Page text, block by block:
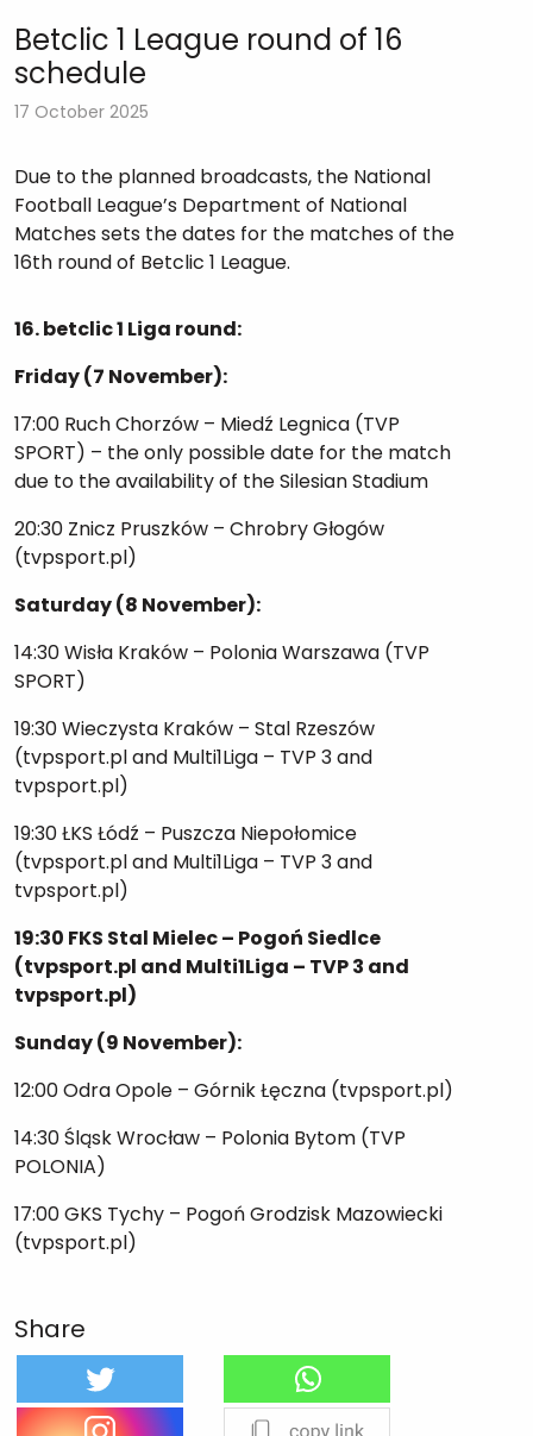
Betclic 1 League round of 16
schedule
17 October 2025
Due to the planned broadcasts, the National
Football League’s Department of National
Matches sets the dates for the matches of the
16th round of Betclic 1 League.
16. betclic 1 Liga round:
Friday (7 November):
17:00 Ruch Chorzów – Miedź Legnica (TVP
SPORT) – the only possible date for the match
due to the availability of the Silesian Stadium
20:30 Znicz Pruszków – Chrobry Głogów
(tvpsport.pl)
Saturday (8 November):
14:30 Wisła Kraków – Polonia Warszawa (TVP
SPORT)
19:30 Wieczysta Kraków – Stal Rzeszów
(tvpsport.pl and Multi1Liga – TVP 3 and
tvpsport.pl)
19:30 ŁKS Łódź – Puszcza Niepołomice
(tvpsport.pl and Multi1Liga – TVP 3 and
tvpsport.pl)
19:30 FKS Stal Mielec – Pogoń Siedlce
(tvpsport.pl and Multi1Liga – TVP 3 and
tvpsport.pl)
Sunday (9 November):
12:00 Odra Opole – Górnik Łęczna (tvpsport.pl)
14:30 Śląsk Wrocław – Polonia Bytom (TVP
POLONIA)
17:00 GKS Tychy – Pogoń Grodzisk Mazowiecki
(tvpsport.pl)
Share